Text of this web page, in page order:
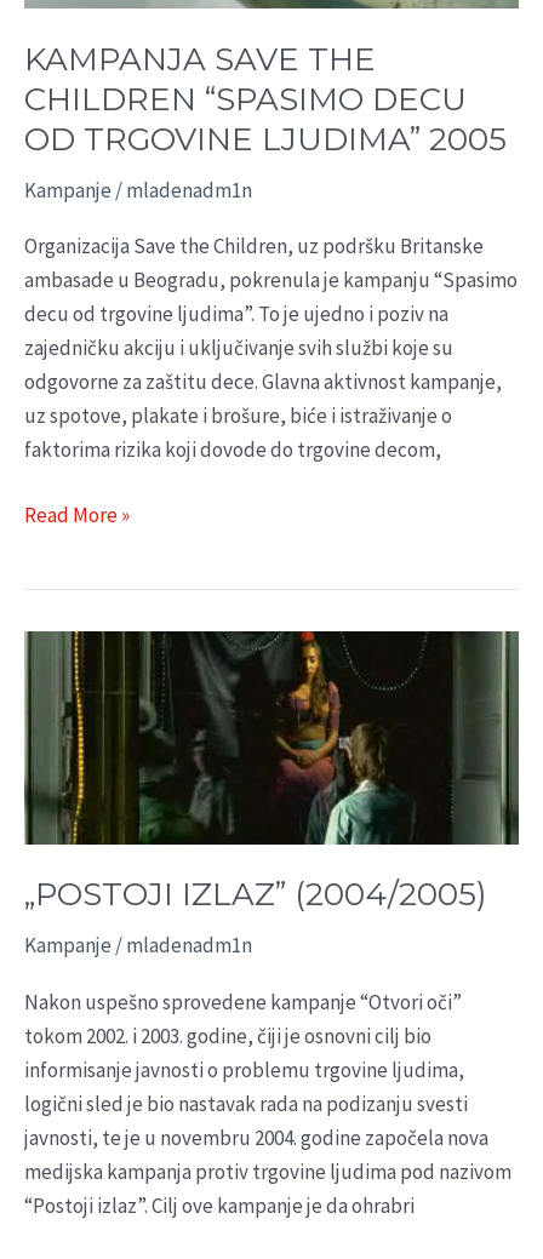
KAMPANJA SAVE THE
CHILDREN “SPASIMO DECU
OD TRGOVINE LJUDIMA” 2005
Kampanje /mladenadm1n
Organizacija Save the Children, uz podršku Britanske
ambasade u Beogradu, pokrenula je kampanju “Spasimo
decu od trgovine ljudima”. To je ujedno i poziv na
zajedničku akciju i uključivanje svih službi koje su
odgovorne za zaštitu dece. Glavna aktivnost kampanje,
uz spotove, plakate i brošure, biće i istraživanje o
faktorima rizika koji dovode do trgovine decom,
OD
TRGOVINE
LJUDIMA”
2005
Read More »
„POSTOJI IZLAZ” (2004/2005)
Kampanje /mladenadm1n
Nakon uspešno sprovedene kampanje “Otvori oči”
tokom 2002. i 2003. godine, čiji je osnovni cilj bio
informisanje javnosti o problemu trgovine ljudima,
logični sled je bio nastavak rada na podizanju svesti
javnosti, te je u novembru 2004. godine započela nova
medijska kampanja protiv trgovine ljudima pod nazivom
“Postoji izlaz”. Cilj ove kampanje je da ohrabri
„POSTOJI
IZLAZ”
(2004/2005)